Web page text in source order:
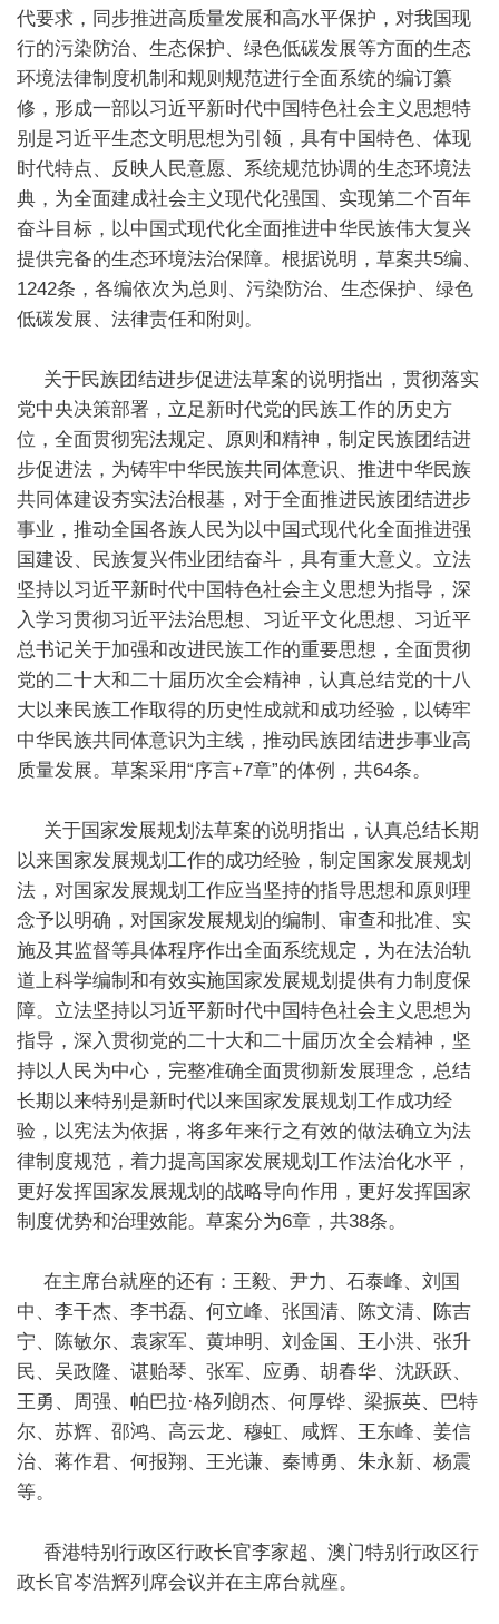
代要求，同步推进高质量发展和高水平保护，对我国现
行的污染防治、生态保护、绿色低碳发展等方面的生态
环境法律制度机制和规则规范进行全面系统的编订纂
修，形成一部以习近平新时代中国特色社会主义思想特
别是习近平生态文明思想为引领，具有中国特色、体现
时代特点、反映人民意愿、系统规范协调的生态环境法
典，为全面建成社会主义现代化强国、实现第二个百年
奋斗目标，以中国式现代化全面推进中华民族伟大复兴
提供完备的生态环境法治保障。根据说明，草案共5编、
1242条，各编依次为总则、污染防治、生态保护、绿色
低碳发展、法律责任和附则。
关于民族团结进步促进法草案的说明指出，贯彻落实
党中央决策部署，立足新时代党的民族工作的历史方
位，全面贯彻宪法规定、原则和精神，制定民族团结进
步促进法，为铸牢中华民族共同体意识、推进中华民族
共同体建设夯实法治根基，对于全面推进民族团结进步
事业，推动全国各族人民为以中国式现代化全面推进强
国建设、民族复兴伟业团结奋斗，具有重大意义。立法
坚持以习近平新时代中国特色社会主义思想为指导，深
入学习贯彻习近平法治思想、习近平文化思想、习近平
总书记关于加强和改进民族工作的重要思想，全面贯彻
党的二十大和二十届历次全会精神，认真总结党的十八
大以来民族工作取得的历史性成就和成功经验，以铸牢
中华民族共同体意识为主线，推动民族团结进步事业高
质量发展。草案采用“序言+7章”的体例，共64条。
关于国家发展规划法草案的说明指出，认真总结长期
以来国家发展规划工作的成功经验，制定国家发展规划
法，对国家发展规划工作应当坚持的指导思想和原则理
念予以明确，对国家发展规划的编制、审查和批准、实
施及其监督等具体程序作出全面系统规定，为在法治轨
道上科学编制和有效实施国家发展规划提供有力制度保
障。立法坚持以习近平新时代中国特色社会主义思想为
指导，深入贯彻党的二十大和二十届历次全会精神，坚
持以人民为中心，完整准确全面贯彻新发展理念，总结
长期以来特别是新时代以来国家发展规划工作成功经
验，以宪法为依据，将多年来行之有效的做法确立为法
律制度规范，着力提高国家发展规划工作法治化水平，
更好发挥国家发展规划的战略导向作用，更好发挥国家
制度优势和治理效能。草案分为6章，共38条。
在主席台就座的还有：王毅、尹力、石泰峰、刘国
中、李干杰、李书磊、何立峰、张国清、陈文清、陈吉
宁、陈敏尔、袁家军、黄坤明、刘金国、王小洪、张升
民、吴政隆、谌贻琴、张军、应勇、胡春华、沈跃跃、
王勇、周强、帕巴拉·格列朗杰、何厚铧、梁振英、巴特
尔、苏辉、邵鸿、高云龙、穆虹、咸辉、王东峰、姜信
治、蒋作君、何报翔、王光谦、秦博勇、朱永新、杨震
等。
香港特别行政区行政长官李家超、澳门特别行政区行
政长官岑浩辉列席会议并在主席台就座。